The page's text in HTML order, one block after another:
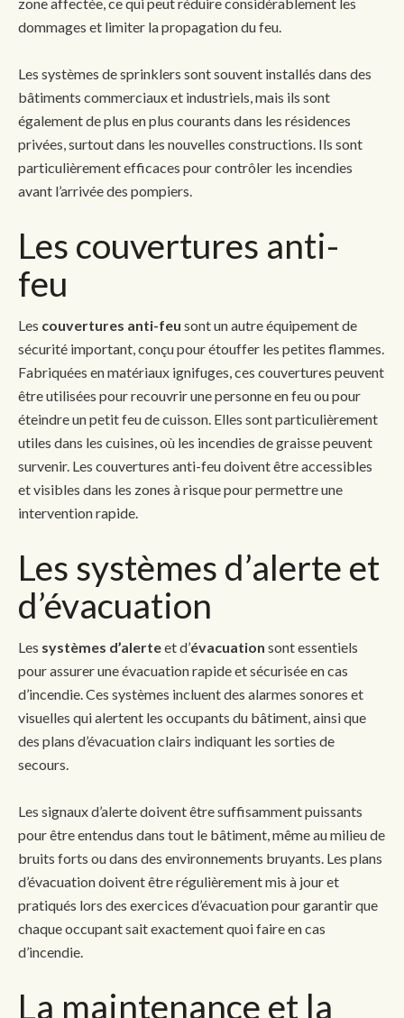
dommages et limiter la propagation du feu.
Les systèmes de sprinklers sont souvent installés dans des
bâtiments commerciaux et industriels, mais ils sont
également de plus en plus courants dans les résidences
privées, surtout dans les nouvelles constructions. Ils sont
particulièrement efficaces pour contrôler les incendies
avant l’arrivée des pompiers.
Les couvertures anti-
feu
Les couvertures anti-feu sont un autre équipement de
sécurité important, conçu pour étouffer les petites flammes.
Fabriquées en matériaux ignifuges, ces couvertures peuvent
être utilisées pour recouvrir une personne en feu ou pour
éteindre un petit feu de cuisson. Elles sont particulièrement
utiles dans les cuisines, où les incendies de graisse peuvent
survenir. Les couvertures anti-feu doivent être accessibles
et visibles dans les zones à risque pour permettre une
intervention rapide.
Les systèmes d’alerte et
d’évacuation
Les systèmes d’alerteet d’évacuation sont essentiels
pour assurer une évacuation rapide et sécurisée en cas
d’incendie. Ces systèmes incluent des alarmes sonores et
visuelles qui alertent les occupants du bâtiment, ainsi que
des plans d’évacuation clairs indiquant les sorties de
secours.
Les signaux d’alerte doivent être suffisamment puissants
pour être entendus dans tout le bâtiment, même au milieu de
bruits forts ou dans des environnements bruyants. Les plans
d’évacuation doivent être régulièrement mis à jour et
pratiqués lors des exercices d’évacuation pour garantir que
chaque occupant sait exactement quoi faire en cas
d’incendie.
La maintenance et la